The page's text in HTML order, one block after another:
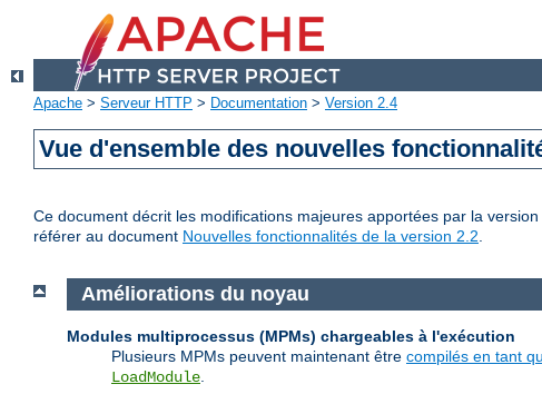
Apache > Serveur HTTP > Documentation > Version 2.4
Vue d'ensemble des nouvelles
Ce document décrit les modifications majeures apportées par la
référer au document Nouvelles fonctionnalités de la version 2.2.
Améliorations du noyau
Modules multiprocessus (MPMs) chargeables à l'exécution
Plusieurs MPMs peuvent maintenant être compilés en tant
LoadModule